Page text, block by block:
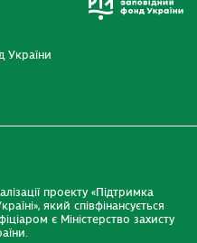
України
проекту «Підтримка
який співфінансується
є Міністерство захисту